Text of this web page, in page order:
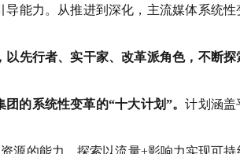
能力。从推进到深化，主流媒体系统性
先行者、实干家、改革派角色，不断探
团的系统性变革的“十大计划”。计划涵盖
源的能力，探索以流量+影响力实现可持